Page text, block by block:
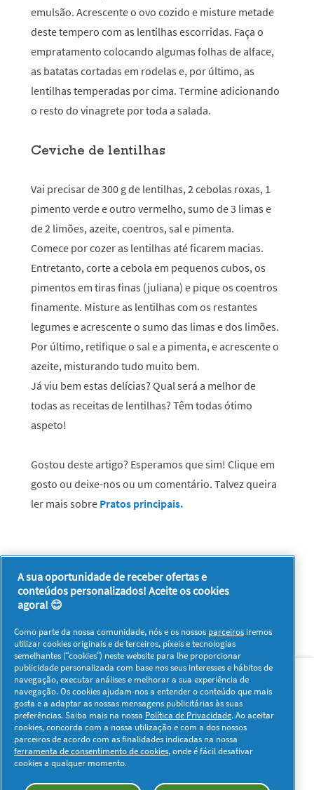
emulsão. Acrescente o ovo cozido e misture metade
deste tempero com as lentilhas escorridas. Faça o
empratamento colocando algumas folhas de alface,
as batatas cortadas em rodelas e, por último, as
lentilhas temperadas por cima. Termine adicionando
o resto do vinagrete por toda a salada.
Ceviche de lentilhas
Vai precisar de 300 g de lentilhas, 2 cebolas roxas, 1
pimento verde e outro vermelho, sumo de 3 limas e
de 2 limões, azeite, coentros, sal e pimenta.
Comece por cozer as lentilhas até ficarem macias.
Entretanto, corte a cebola em pequenos cubos, os
pimentos em tiras finas (juliana) e pique os coentros
finamente. Misture as lentilhas com os restantes
legumes e acrescente o sumo das limas e dos limões.
Por último, retifique o sal e a pimenta, e acrescente o
azeite, misturando tudo muito bem.
Já viu bem estas delícias? Qual será a melhor de
todas as receitas de lentilhas? Têm todas ótimo
aspeto!
Gostou deste artigo? Esperamos que sim! Clique em
gosto ou deixe-nos ou um comentário. Talvez queira
ler mais sobre Pratos principais.
Sobre nós Contacto Visitar www.pg.com
Redes Sociais
Os meus dados Privacidade Sobre os Cookies
A sua oportunidade de receber ofertas e
conteúdos personalizados! Aceite os cookies
agora! 😊
Como parte da nossa comunidade, nós e os nossos parceiros iremos
utilizar cookies originais e de terceiros, píxeis e tecnologias
semelhantes (“cookies”) neste website para lhe proporcionar
publicidade personalizada com base nos seus interesses e hábitos de
navegação, executar análises e melhorar a sua experiência de
navegação. Os cookies ajudam-nos a entender o conteúdo que mais
gosta e a adaptar as nossas mensagens publicitárias às suas
preferências. Saiba mais na nossa Política de Privacidade. Ao aceitar
cookies, concorda com a nossa utilização e com a dos nossos
parceiros de acordo com as finalidades indicadas na nossa
ferramenta de consentimento de cookies, onde é fácil desativar
cookies a qualquer momento.